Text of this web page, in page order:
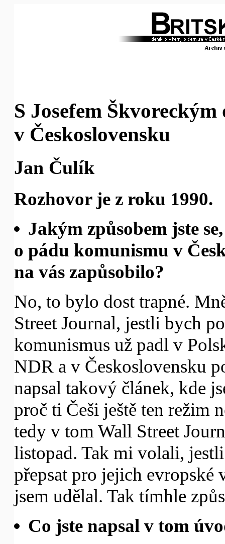
S Josefem
v Československu
Jan Čulík
Rozhovor je z roku 1990.
Jakým způsobem jste
o pádu komunismu v
na vás zapůsobilo?
No, to bylo dost trapné.
Street Journal, jestli bych
komunismus už padl v
NDR a v Československu
napsal takový článek, kde
proč ti Češi ještě ten režim
tedy v tom Wall Street
listopad. Tak mi volali,
přepsat pro jejich evropské
jsem udělal. Tak tímhle
Co jste napsal v tom